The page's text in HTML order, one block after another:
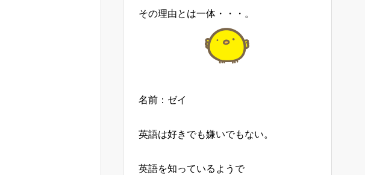
その理由とは一体・・・。
名前：ゼイ
英語は好きでも嫌いでもない。
英語を知っているようで